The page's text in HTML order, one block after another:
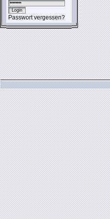
Passwort vergessen?